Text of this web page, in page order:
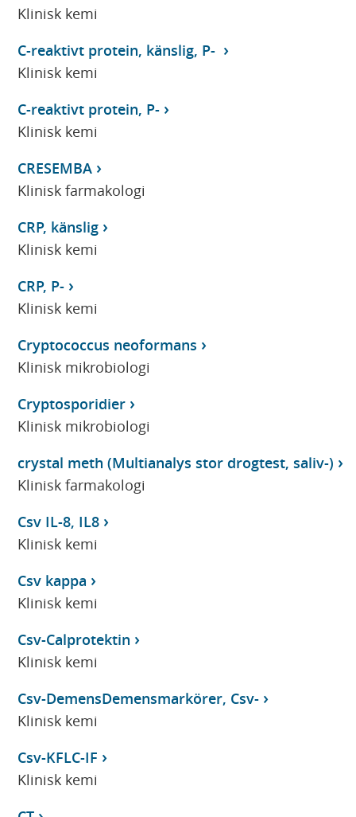
Klinisk kemi
C-reaktivt protein, känslig, P-
Klinisk kemi
C-reaktivt protein, P-
Klinisk kemi
CRESEMBA
Klinisk farmakologi
CRP, känslig
Klinisk kemi
CRP, P-
Klinisk kemi
Cryptococcus neoformans
Klinisk mikrobiologi
Cryptosporidier
Klinisk mikrobiologi
crystal meth (Multianalys stor drogtest, saliv-)
Klinisk farmakologi
Csv IL-8, IL8
Klinisk kemi
Csv kappa
Klinisk kemi
Csv-Calprotektin
Klinisk kemi
Csv-DemensDemensmarkörer, Csv-
Klinisk kemi
Csv-KFLC-IF
Klinisk kemi